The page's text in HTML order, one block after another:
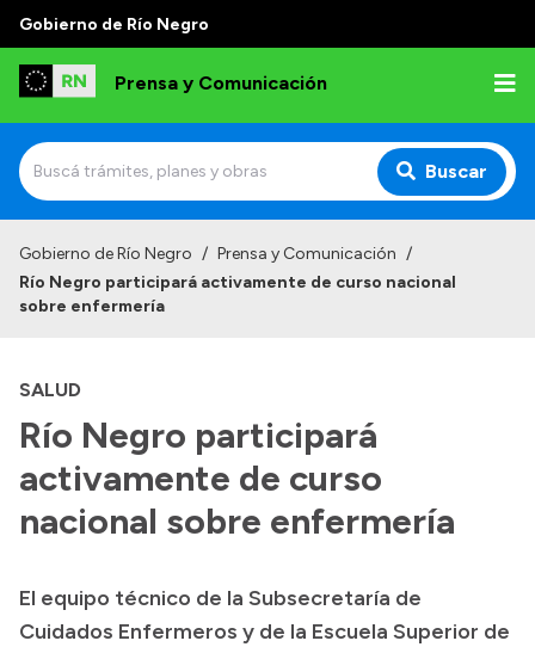
Gobierno de Río Negro
Prensa y Comunicación
Buscar
Institucional
Referentes de prensa
Archivo de noticias
Transparencia
Boletín Oficial
Gobierno de Río Negro / Prensa y Comunicación /
Río Negro participará activamente de curso nacional
sobre enfermería
SALUD
Río Negro participará
activamente de curso
nacional sobre enfermería
El equipo técnico de la Subsecretaría de
Cuidados Enfermeros y de la Escuela Superior de